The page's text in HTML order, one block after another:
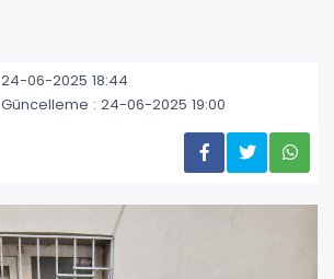
24-06-2025 18:44
Güncelleme : 24-06-2025 19:00